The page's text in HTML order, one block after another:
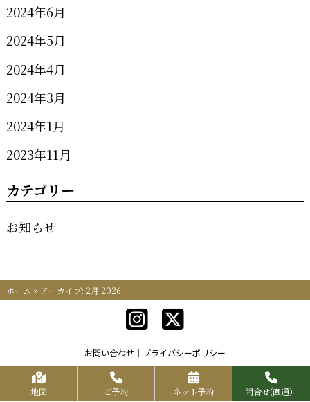
2024年6月
2024年5月
2024年4月
2024年3月
2024年1月
2023年11月
カテゴリー
お知らせ
ホーム » アーカイブ: 2月 2026
お問い合わせ プライバシーポリシー
Copyrights KR FOOD SERVICE All Rights Reserved.
地図 ご予約 ネット予約 問合せ(直通）